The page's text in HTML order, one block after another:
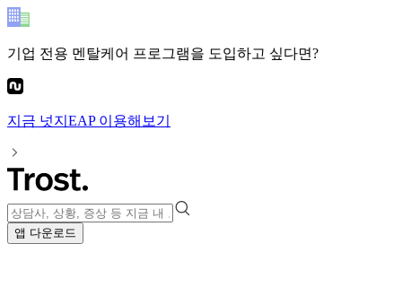
기업 전용 멘탈케어 프로그램을 도입하고 싶다면?
지금 넛지EAP이용해보기
앱 다운로드